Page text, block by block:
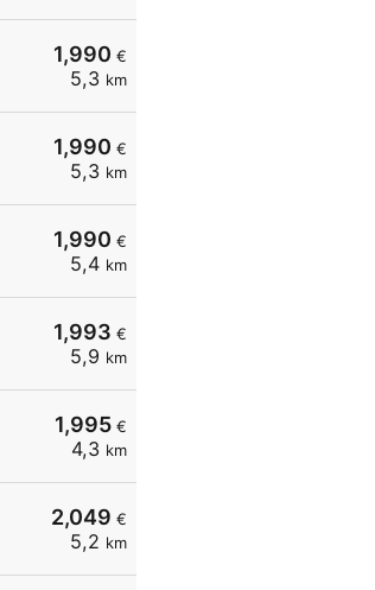
1,990 €
5,3 km
1,990 €
5,3 km
1,990 €
5,4 km
1,993 €
5,9 km
1,995 €
4,3 km
2,049 €
5,2 km